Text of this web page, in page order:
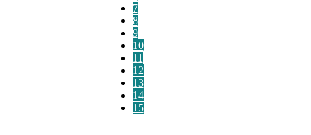
7
8
9
10
11
12
13
14
15